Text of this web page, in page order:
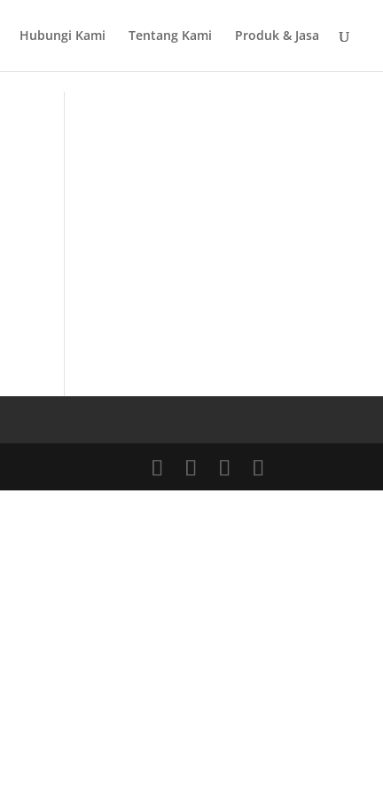
Hubungi Kami Tentang Kami Produk & Jasa